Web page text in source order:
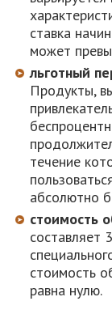
ставка
может
льготный
Продукты,
течение
абсолютно
стоимость
составляет
стоимость
равна нулю.